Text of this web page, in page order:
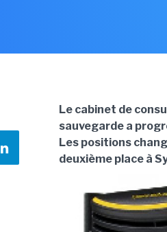
Le cabinet de
sauvegarde a
Les positions
deuxième place à